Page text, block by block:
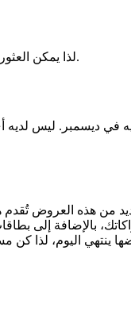
لذا يمكن العثور على انتصارات عالية الأداء ذات تقلبات كبيرة بشكل أكثر انتظامًا ولكن بكميات أسرع، مما يجذب اللاعبين الذين يفضلون اللعب المستمر.
في ديسمبر. ليس
من هذه العروض
بالإضافة إلى
ينتهي اليوم، لذا